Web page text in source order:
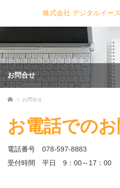
株式会社 デジタルイー
お問合せ
ホーム お問合せ
お電話での
電話番号 078-597-8883
受付時間 平日 9：00～17：00